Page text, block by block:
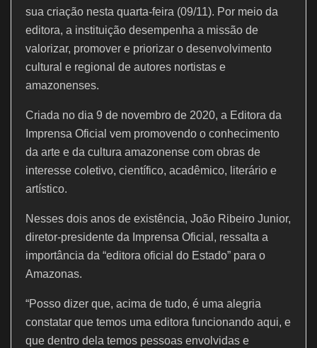
sua criação nesta quarta-feira (09/11). Por meio da
editora, a instituição desempenha a missão de
valorizar, promover e priorizar o desenvolvimento
cultural e regional de autores nortistas e
amazonenses.
Criada no dia 9 de novembro de 2020, a Editora da
Imprensa Oficial vem promovendo o conhecimento
da arte e da cultura amazonense com obras de
interesse coletivo, científico, acadêmico, literário e
artístico.
Nesses dois anos de existência, João Ribeiro Junior,
diretor-presidente da Imprensa Oficial, ressalta a
importância da “editora oficial do Estado” para o
Amazonas.
“Posso dizer que, acima de tudo, é uma alegria
constatar que temos uma editora funcionando aqui, e
que dentro dela temos pessoas envolvidas e